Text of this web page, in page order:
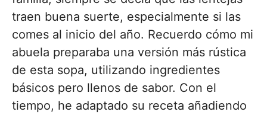
traen buena suerte, especialmente si las
comes al inicio del año. Recuerdo cómo mi
abuela preparaba una versión más rústica
de esta sopa, utilizando ingredientes
básicos pero llenos de sabor. Con el
tiempo, he adaptado su receta añadiendo